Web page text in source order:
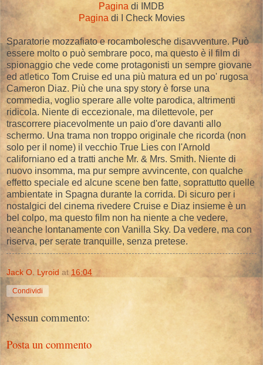
Pagina di IMDB
Pagina di I Check Movies
Sparatorie mozzafiato e rocambolesche disavventure. Può
essere molto o può sembrare poco, ma questo è il film di
spionaggio che vede come protagonisti un sempre giovane
ed atletico Tom Cruise ed una più matura ed un po' rugosa
Cameron Diaz. Più che una spy story è forse una
commedia, voglio sperare alle volte parodica, altrimenti
ridicola. Niente di eccezionale, ma dilettevole, per
trascorrere piacevolmente un paio d'ore davanti allo
schermo. Una trama non troppo originale che ricorda (non
solo per il nome) il vecchio True Lies con l'Arnold
californiano ed a tratti anche Mr. & Mrs. Smith. Niente di
nuovo insomma, ma pur sempre avvincente, con qualche
effetto speciale ed alcune scene ben fatte, soprattutto quelle
ambientate in Spagna durante la corrida. Di sicuro per i
nostalgici del cinema rivedere Cruise e Diaz insieme è un
bel colpo, ma questo film non ha niente a che vedere,
neanche lontanamente con Vanilla Sky. Da vedere, ma con
riserva, per serate tranquille, senza pretese.
Jack O. Lyroid at 16:04
Condividi
Nessun commento:
Posta un commento